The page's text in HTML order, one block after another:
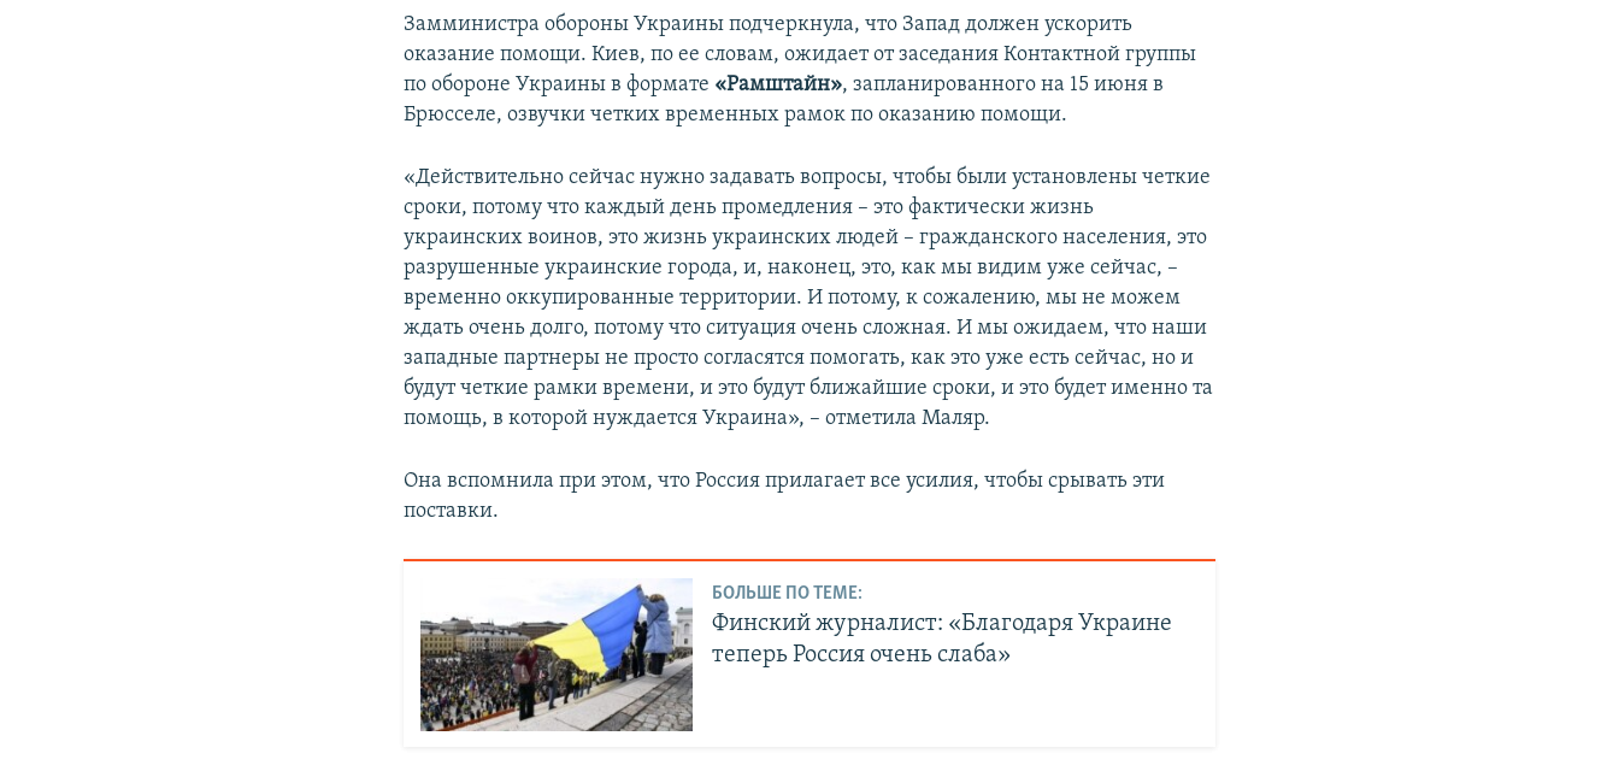
Замминистра обороны Украины подчеркнула, что Запад должен ускорить
оказание помощи. Киев, по ее словам, ожидает от заседания Контактной группы
по обороне Украины в формате «Рамштайн», запланированного на 15 июня в
Брюсселе, озвучки четких временных рамок по оказанию помощи.
«Действительно сейчас нужно задавать вопросы, чтобы были установлены четкие
сроки, потому что каждый день промедления – это фактически жизнь
украинских воинов, это жизнь украинских людей – гражданского населения, это
разрушенные украинские города, и, наконец, это, как мы видим уже сейчас, –
временно оккупированные территории. И потому, к сожалению, мы не можем
ждать очень долго, потому что ситуация очень сложная. И мы ожидаем, что наши
западные партнеры не просто согласятся помогать, как это уже есть сейчас, но и
будут четкие рамки времени, и это будут ближайшие сроки, и это будет именно та
помощь, в которой нуждается Украина», – отметила Маляр.
Она вспомнила при этом, что Россия прилагает все усилия, чтобы срывать эти
поставки.
БОЛЬШЕ ПО ТЕМЕ:
Финский журналист: «Благодаря Украине
теперь Россия очень слаба»